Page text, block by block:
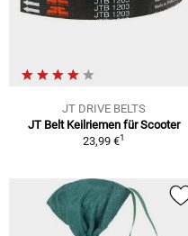
JT DRIVE BELTS
JT Belt Keilriemen für Scooter
23,99 €1